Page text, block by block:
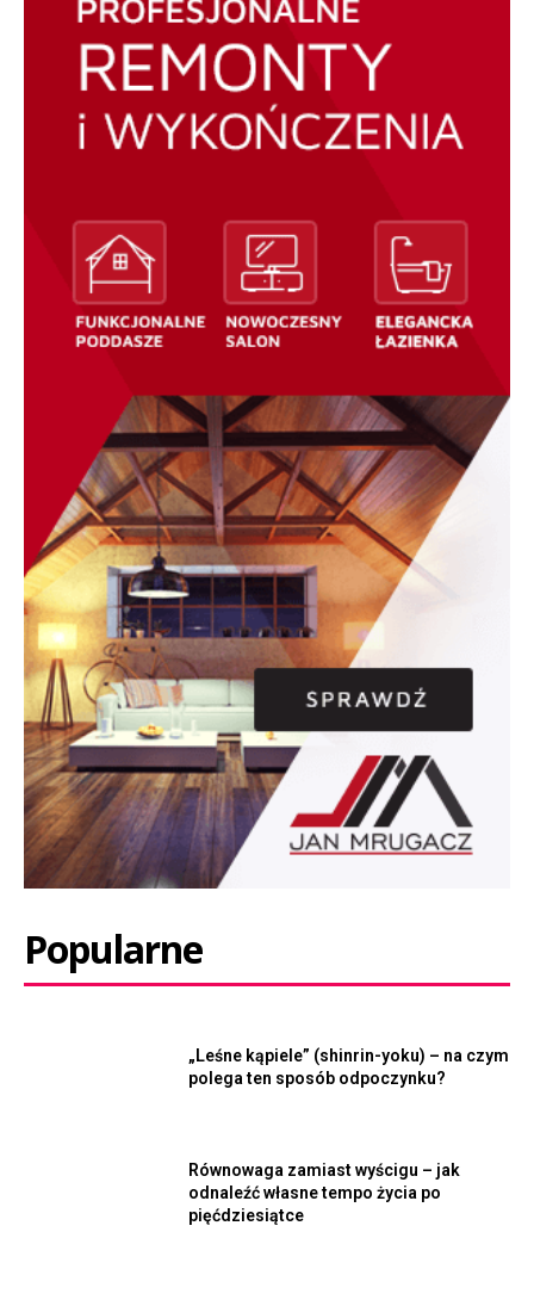
Popularne
„Leśne kąpiele” (shinrin-yoku) – na czym
polega ten sposób odpoczynku?
Równowaga zamiast wyścigu – jak
odnaleźć własne tempo życia po
pięćdziesiątce